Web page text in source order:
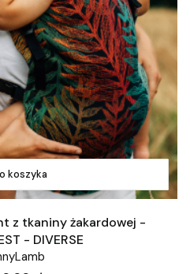
koszyka
z tkaniny żakardowej -
- DIVERSE